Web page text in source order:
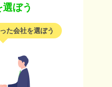
ぼう
た会社を選ぼう